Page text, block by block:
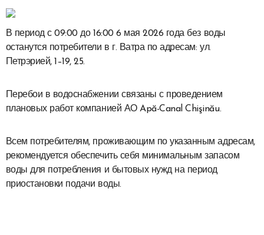
В период с 09:00 до 16:00 6 мая 2026 года без воды
останутся потребители в г. Ватра по адресам: ул.
Петрэрией, 1–19, 25.
Перебои в водоснабжении связаны с проведением
плановых работ компанией АО Apă-Canal Chişinău.
Всем потребителям, проживающим по указанным адресам,
рекомендуется обеспечить себя минимальным запасом
воды для потребления и бытовых нужд на период
приостановки подачи воды.